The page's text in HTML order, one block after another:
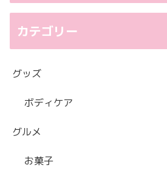
カテゴリー
グッズ
ボディケア
グルメ
お菓子